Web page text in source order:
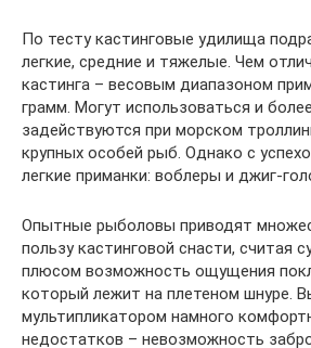
По тесту кастинговые удилища
легкие, средние и тяжелые. Чем
кастинга – весовым диапазоном
грамм. Могут использоваться и
задействуются при морском
крупных особей рыб. Однако с
легкие приманки: воблеры и джиг-
Опытные рыболовы приводят
пользу кастинговой снасти, считая
плюсом возможность ощущения
который лежит на плетеном шнуре.
мультипликатором намного
недостатков – невозможность